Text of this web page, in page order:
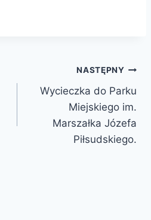
NASTĘPNY
Wycieczka do Parku
Miejskiego im.
Marszałka Józefa
Piłsudskiego.